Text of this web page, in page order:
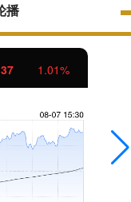
播
1.01%